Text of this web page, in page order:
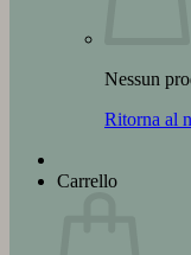
Nessun
Ritorna al
Carrello